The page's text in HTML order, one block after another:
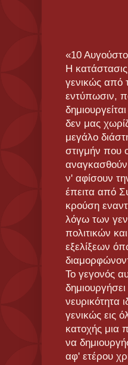
«10
Η κατάστασις
γενικώς από
εντύπωσιν,
δεν μας
μεγάλο
στιγμήν που
ν' αφίσουν
έπειτα από
κρούση
λόγω των
πολιτικών
εξελίξεων
Το γεγονός
νευρικότητα
γενικώς εις
κατοχής μια
να
αφ' ετέρου